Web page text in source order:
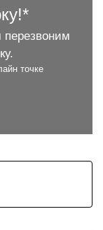
точке